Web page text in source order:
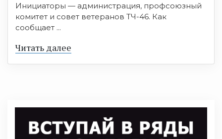
Инициаторы — администрация, профсоюзный
комитет и совет ветеранов ТЧ-46. Как
сообщает ...
Читать далее